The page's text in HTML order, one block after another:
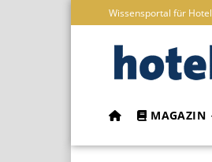
Wissensportal für
MAGAZIN